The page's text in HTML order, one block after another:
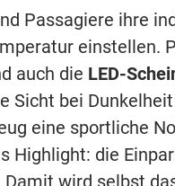
Passagiere ihre
einstellen.
auch die LED-
Sicht bei
eine sportliche
Highlight: die